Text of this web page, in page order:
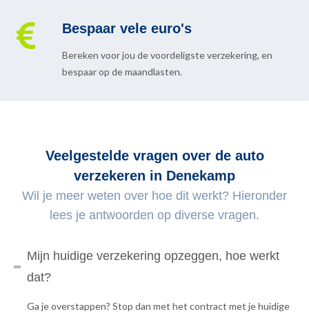
Bespaar vele euro's
Bereken voor jou de voordeligste verzekering, en
bespaar op de maandlasten.
Veelgestelde vragen over de auto
verzekeren in Denekamp
Wil je meer weten over hoe dit werkt? Hieronder
lees je antwoorden op diverse vragen.
Mijn huidige verzekering opzeggen, hoe werkt
dat?
Ga je overstappen? Stop dan met het contract met je huidige